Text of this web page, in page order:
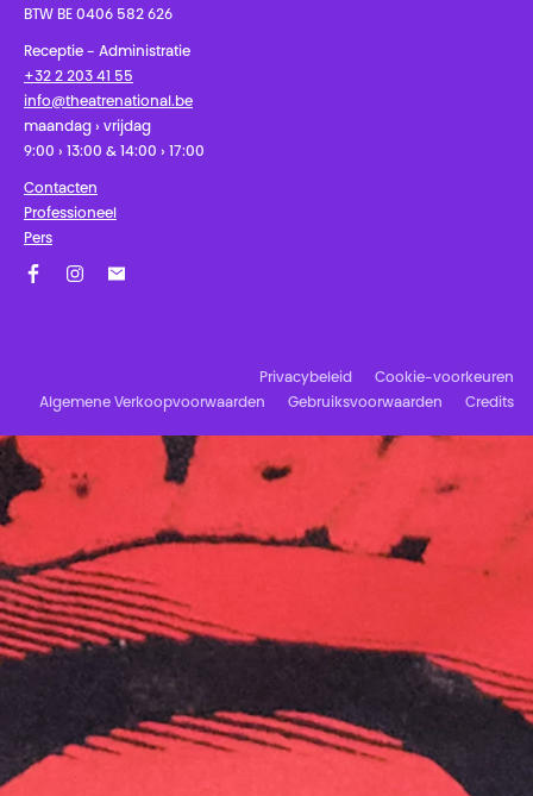
BTW BE 0406 582 626
Receptie - Administratie
+32 2 203 41 55
info@theatrenational.be
maandag › vrijdag
9:00 › 13:00 & 14:00 › 17:00
Contacten
Professioneel
Pers
Privacybeleid
Cookie-voorkeuren
Algemene Verkoopvoorwaarden
Gebruiksvoorwaarden Credits